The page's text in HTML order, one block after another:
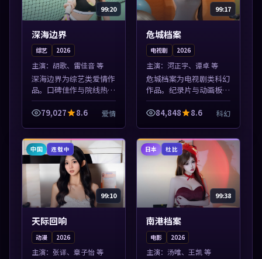
99:20
深海边界
综艺 2026
主演： 胡歌、雷佳音 等
深海边界为综艺类爱情作
品。口碑佳作与院线热映
精选，高清免费在线资
源，多端适配随时观看。
得加入片单。
79,027 8.6 爱情
99:17
危城档案
电视剧 2026
主演： 河正宇、谭卓 等
危城档案为电视剧类科幻
作品。纪录片与动画板块
同步更新，亚洲影视一站
式导览，支持关键词检索
凑，值得加入...
84,848 8.6 科幻
中国 连载中
99:10
天际回响
动漫 2026
主演： 张译、章子怡 等
日本 杜比
99:38
南港档案
电影 2026
主演： 汤唯、王凯 等